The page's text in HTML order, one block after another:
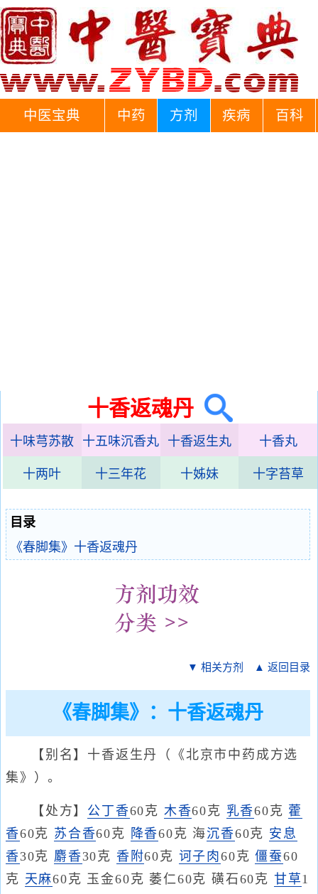
中医宝典 中药 方剂 疾病 百科
十香返魂丹
十味芎苏散 十五味沉香丸 十香返生丸 十香丸
十两叶 十三年花 十姊妹 十字苔草
目录
《春脚集》十香返魂丹
▼ 相关方剂 ▲ 返回目录
《春脚集》：十香返魂丹
【别名】十香返生丹（《北京市中药成方选
集》）。
【处方】 公丁香60克 木香60克 乳香60克 藿
香60克 苏合香60克 降香60克 海沉香60克 安息
香30克 麝香30克 香附60克 诃子肉60克僵蚕60
克 天麻60克 玉金60克 萎仁60克 磺石60克 甘草1